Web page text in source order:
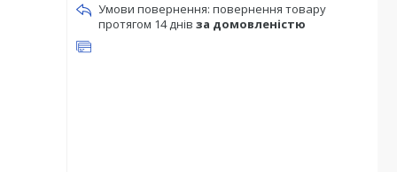
повернення товару
протягом 14 днів за домовленістю